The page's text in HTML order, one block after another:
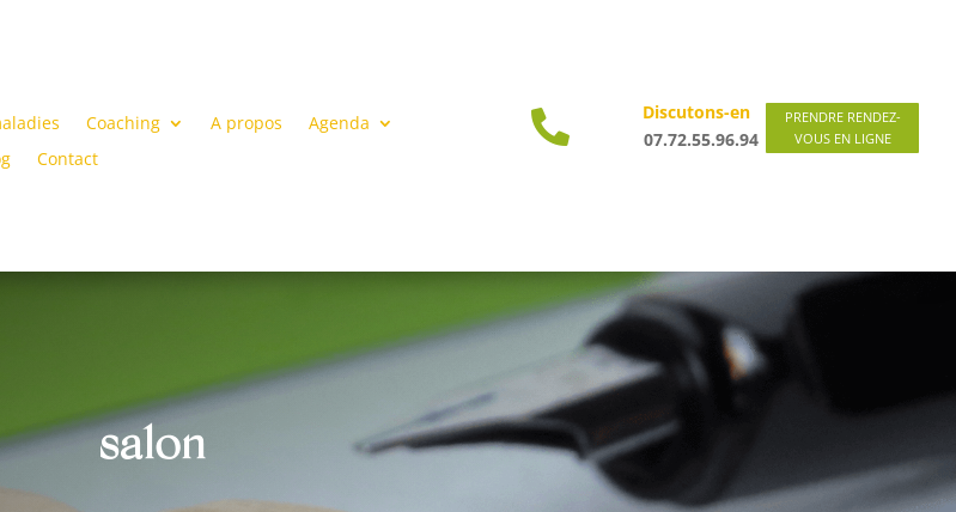
Coaching A propos
Agenda
Contact

Discutons-en
07.72.55.96.94
PRENDRE RENDEZ-
VOUS EN LIGNE
salon